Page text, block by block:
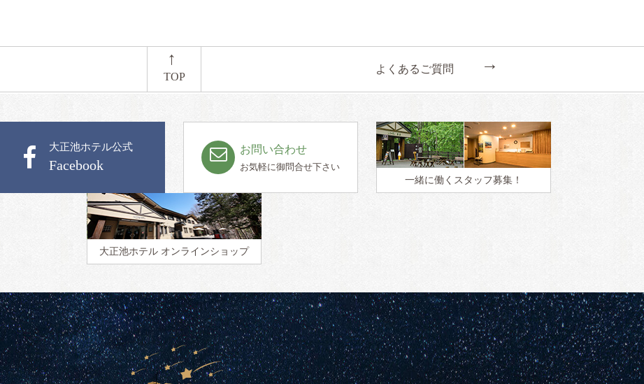
←
TOP
よくあるご質問 ←
大正池ホテル公式
Facebook
お問い合わせ
お気軽に御問合せ下さい
一緒に働く スタッフ募集！
大正池ホテル オンラインショップ